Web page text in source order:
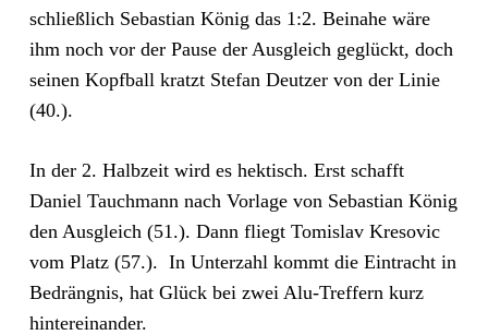
schließlich Sebastian König das 1:2. Beinahe wäre
ihm noch vor der Pause der Ausgleich geglückt, doch
seinen Kopfball kratzt Stefan Deutzer von der Linie
(40.).
In der 2. Halbzeit wird es hektisch. Erst schafft
Daniel Tauchmann nach Vorlage von Sebastian König
den Ausgleich (51.). Dann fliegt Tomislav Kresovic
vom Platz (57.). In Unterzahl kommt die Eintracht in
Bedrängnis, hat Glück bei zwei Alu-Treffern kurz
hintereinander.